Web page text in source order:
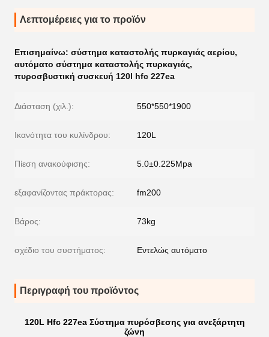
Λεπτομέρειες για το προϊόν
Επισημαίνω: σύστημα καταστολής πυρκαγιάς αερίου,
αυτόματο σύστημα καταστολής πυρκαγιάς,
πυροσβυστική συσκευή 120l hfc 227ea
Διάσταση (χιλ.): 550*550*1900
Ικανότητα του κυλίνδρου: 120L
Πίεση ανακούφισης: 5.0±0.225Mpa
εξαφανίζοντας πράκτορας: fm200
Βάρος: 73kg
σχέδιο του συστήματος: Εντελώς αυτόματο
Περιγραφή του προϊόντος
120L Hfc 227ea Σύστημα πυρόσβεσης για ανεξάρτητη
ζώνη